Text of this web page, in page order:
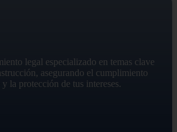
legal especializado en temas clave
asegurando el cumplimiento
la protección de tus intereses.